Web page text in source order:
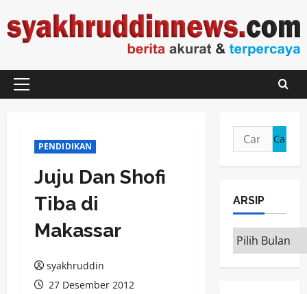
to
content
Primary
PENDIDIKAN
Juju Dan Shofi
Tiba di
Makassar
syakhruddin
27 Desember 2012
Cari
untuk:
ARSIP
ARSIP